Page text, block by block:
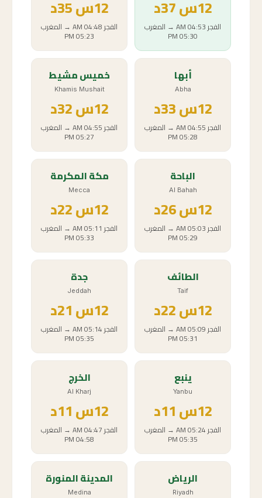
12س
الفجر04:53 AM
→ المغرب
05:30 PM
12س
الفجر04:48 AM
→ المغرب
05:23 PM
أبها
Abha
12س
الفجر04:55 AM
→ المغرب
05:28 PM
خميس مشيط
Khamis Mushait
12س
الفجر04:55 AM
→ المغرب
05:27 PM
الباحة
Al Bahah
12س26د
الفجر05:03 AM
→ المغرب
05:29 PM
مكة المكرمة
Mecca
12س
الفجر 05:11 AM
→ المغرب
05:33 PM
الطائف
Taif
12س
الفجر05:09 AM
→ المغرب
05:31 PM
جدة
Jeddah
12س
الفجر05:14 AM
→ المغرب
05:35 PM
ينبع
Yanbu
12س
الفجر05:24 AM
→ المغرب
05:35 PM
الخرج
Al Kharj
12س
الفجر04:47 AM
→ المغرب
04:58 PM
الرياض
Riyadh
المدينة المنورة
Medina